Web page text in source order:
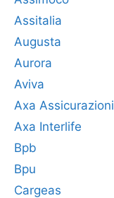
Assitalia
Augusta
Aurora
Aviva
Axa Assicurazioni
Axa Interlife
Bpb
Bpu
Cargeas